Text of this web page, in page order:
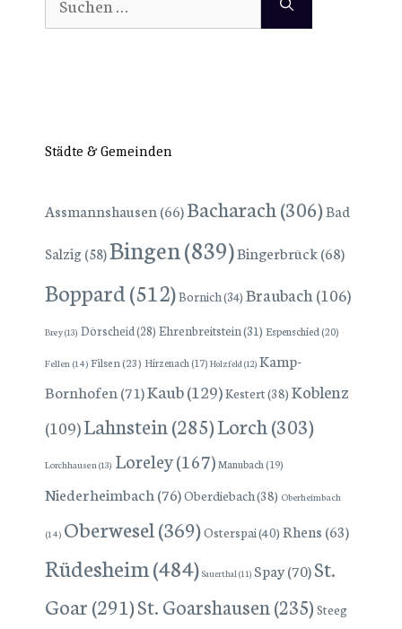
nach:
Städte & Gemeinden
Assmannshausen (66)Bacharach(306)Bad
Salzig(58)Bingen(839)Bingerbrück(68)
Boppard (512)Bornich(34) Braubach (106)
Brey(13) Dörscheid(28) Ehrenbreitstein(31) Espenschied (20)
Fellen (14) Filsen(23) Hirzenach (17) Holzfeld (12) Kamp-
Bornhofen (71)Kaub(129)Kestert(38) Koblenz
(109)Lahnstein(285)Lorch(303)
Lorchhausen (13) Loreley(167)Manubach (19)
Niederheimbach (76)Oberdiebach(38) Oberheimbach
(14) Oberwesel(369)Osterspai(40) Rhens (63)
Rüdesheim(484) Sauerthal (11) Spay(70)St.
Goar(291)St. Goarshausen (235) Steeg